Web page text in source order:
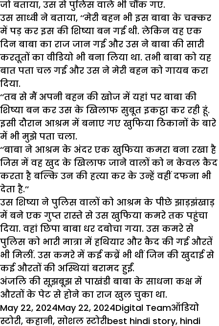
जो बताया, उस से पुलिस वाले भी चौंक गए.
उस साध्वी ने बताया, ‘‘मेरी बहन भी इस बाबा के चक्कर
में पड़ कर इस की शिष्या बन गई थी. लेकिन वह एक
दिन बाबा का राज जान गई और उस ने बाबा की सारी
करतूतों का वीडियो भी बना लिया था. तभी बाबा को यह
बात पता चल गई और उस ने मेरी बहन को गायब करा
दिया.
‘‘तब से मैं अपनी बहन की खोज में यहां पर बाबा की
शिष्या बन कर उस के खिलाफ सुबूत इकट्ठा कर रही हूं.
इसी दौरान आश्रम में बनाए गए खुफिया ठिकानों के बारे
में भी मुझे पता चला.
‘‘बाबा ने आश्रम के अंदर एक खुफिया कमरा बना रखा है
जिस में वह खुद के खिलाफ जाने वालों को न केवल कैद
करता है बल्कि उन की हत्या कर के उन्हें वहीं दफना भी
देता है.’’
उस शिष्या ने पुलिस वालों को आश्रम के पीछे झाड़झंखाड़
में बने एक गुप्त रास्ते से उस खुफिया कमरे तक पहुंचा
दिया. वहां छिपा बाबा धर दबोचा गया. उस कमरे से
पुलिस को भारी मात्रा में हथियार और कैद की गई औरतें
भी मिलीं. उस कमरे में कई कब्रें भी थीं जिन की खुदाई से
कई औरतों की अस्थियां बरामद हुईं.
अंजलि की सूझबूझ से पाखंडी बाबा के साधना कक्ष में
औरतों के पेट से होने का राज खुल चुका था.
Posted
on
May 22, 2024May 22, 2024Author
Digital Teamऑडियो
स्टोरी, कहानी, सोशल स्टोरीTags
best hindi story, hindi